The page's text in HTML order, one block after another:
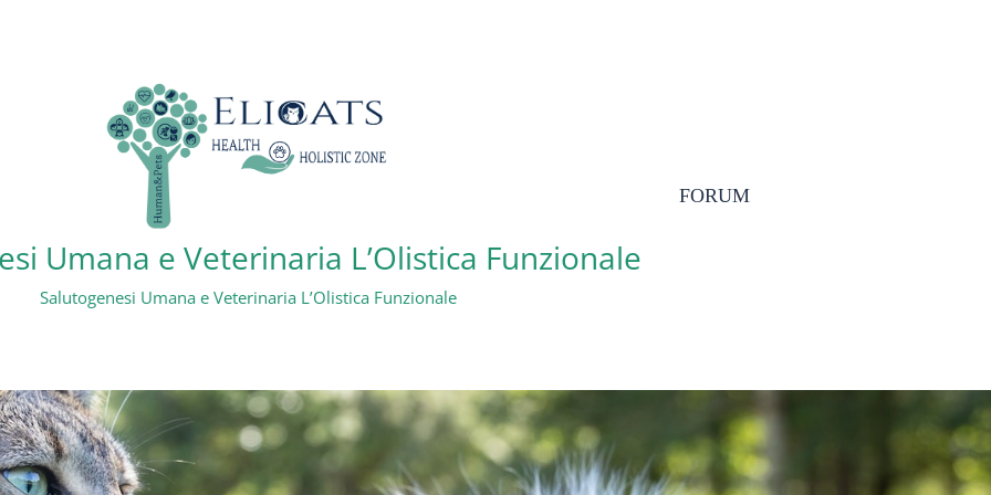
Umana e Veterinaria L’Olistica Funzionale
Salutogenesi Umana e Veterinaria L’Olistica Funzionale
FORUM